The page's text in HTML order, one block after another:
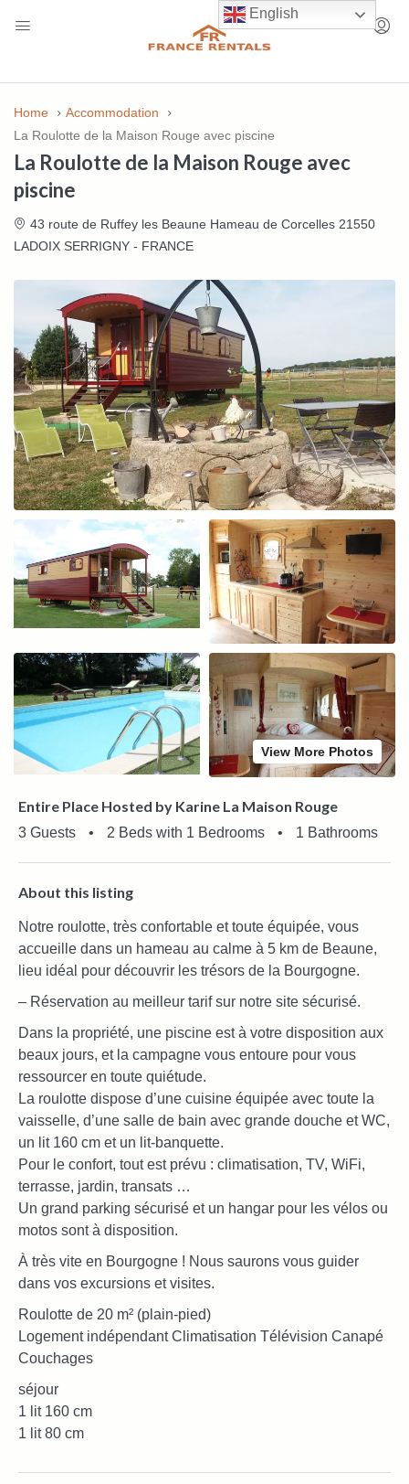
Home
Accommodation
La Roulotte de la Maison Rouge avec piscine
La Roulotte de la Maison Rouge avec
piscine
43 route de Ruffey les Beaune Hameau de Corcelles 21550
LADOIX SERRIGNY - FRANCE
View More Photos
Entire Place Hosted by Karine La Maison Rouge
3 Guests • 2 Beds with 1 Bedrooms • 1 Bathrooms
About this listing
Notre roulotte, très confortable et toute équipée, vous
accueille dans un hameau au calme à 5 km de Beaune,
lieu idéal pour découvrir les trésors de la Bourgogne.
– Réservation au meilleur tarif sur notre site sécurisé.
Dans la propriété, une piscine est à votre disposition aux
beaux jours, et la campagne vous entoure pour vous
ressourcer en toute quiétude.
La roulotte dispose d’une cuisine équipée avec toute la
vaisselle, d’une salle de bain avec grande douche et WC,
un lit 160 cm et un lit-banquette.
Pour le confort, tout est prévu : climatisation, TV, WiFi,
terrasse, jardin, transats …
Un grand parking sécurisé et un hangar pour les vélos ou
motos sont à disposition.
À très vite en Bourgogne ! Nous saurons vous guider
dans vos excursions et visites.
Roulotte de 20 m² (plain-pied)
Logement indépendant Climatisation Télévision Canapé
Couchages
séjour
1 lit 160 cm
1 lit 80 cm
English